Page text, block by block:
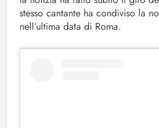
stesso cantante ha condiviso la
nell’ultima data di Roma.